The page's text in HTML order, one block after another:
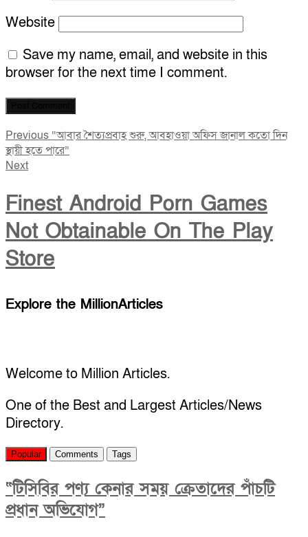
Website
Save my name, email, and website in this
browser for the next time I comment.
Post
navigation
Previous Previous
post:
“আবার শৈত্যপ্রবাহ শুরু, আবহাওয়া অফিস জানাল কতো দিন
স্থায়ী হতে পারে”
NextNext
Finest Android Porn Games
Not Obtainable On The Play
Store
Explore the MillionArticles
Welcome to Million Articles.
One of the Best and Largest Articles/News
Directory.
Popular Comments Tags
“টিসিবির পণ্য কেনার সময় ক্রেতাদের পাঁচটি
প্রধান অভিযোগ”